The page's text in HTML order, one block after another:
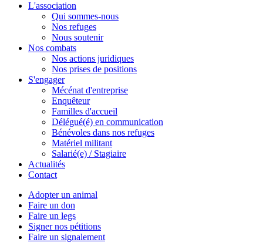
L'association
Qui sommes-nous
Nos refuges
Nous soutenir
Nos combats
Nos actions juridiques
Nos prises de positions
S'engager
Mécénat d'entreprise
Enquêteur
Familles d'accueil
Délégué(é) en communication
Bénévoles dans nos refuges
Matériel militant
Salarié(e) / Stagiaire
Actualités
Contact
Adopter un animal
Faire un don
Faire un legs
Signer nos pétitions
Faire un signalement